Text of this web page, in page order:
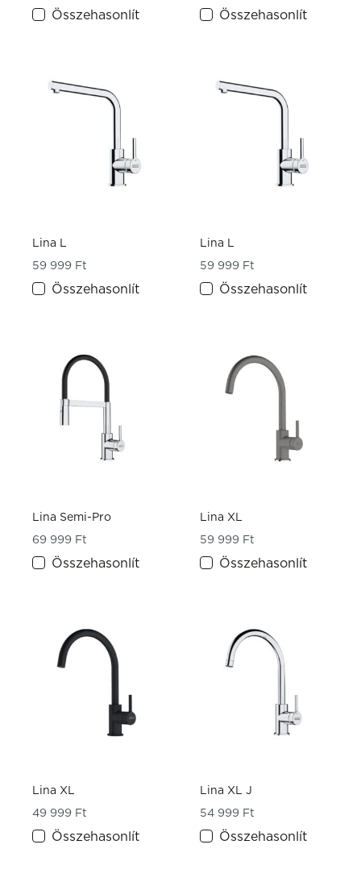
Összehasonlít Összehasonlít
Lina L
59 999 Ft
Összehasonlít
Lina L
59 999 Ft
Összehasonlít
Lina Semi-Pro
69 999 Ft
Összehasonlít
Lina XL
59 999 Ft
Összehasonlít
Lina XL
49 999 Ft
Összehasonlít
Lina XL J
54 999 Ft
Összehasonlít